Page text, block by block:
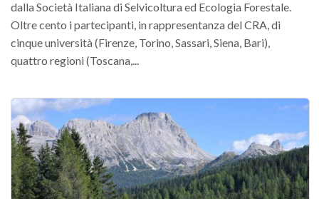
dalla Società Italiana di Selvicoltura ed Ecologia Forestale.
Oltre cento i partecipanti, in rappresentanza del CRA, di
cinque università (Firenze, Torino, Sassari, Siena, Bari),
quattro regioni (Toscana,...